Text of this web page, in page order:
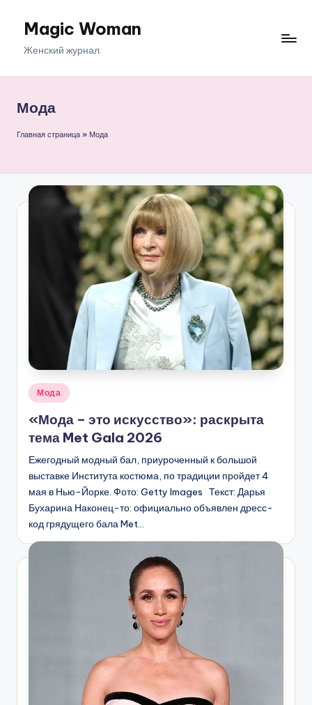
ПерейтиMagic Woman
Женский журнал.
Мода
Главная страница » Мода
Опубликовано
Мода
«Мода – это искусство»: раскрыта
тема Met Gala 2026
Ежегодный модный бал, приуроченный к большой
выставке Института костюма, по традиции пройдет 4
мая в Нью-Йорке. Фото: Getty Images Текст: Дарья
Бухарина Наконец-то: официально объявлен дресс-
код грядущего бала Met…